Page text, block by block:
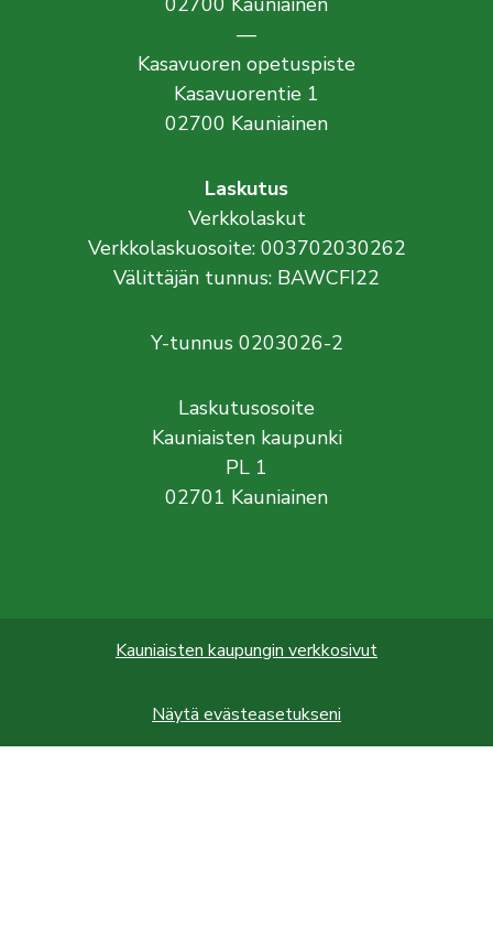
—
Kasavuoren opetuspiste
Kasavuorentie 1
02700 Kauniainen
Laskutus
Verkkolaskut
Verkkolaskuosoite: 003702030262
Välittäjän tunnus: BAWCFI22
Y-tunnus 0203026-2
Laskutusosoite
Kauniaisten kaupunki
PL 1
02701 Kauniainen
Kauniaisten kaupungin verkkosivut
Näytä evästeasetukseni